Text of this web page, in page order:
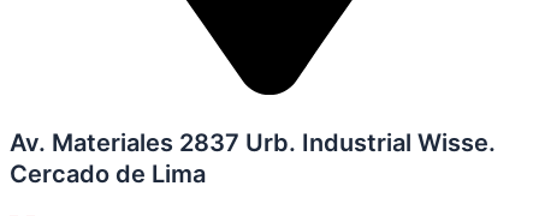
Av. Materiales 2837 Urb. Industrial Wisse.
Cercado de Lima